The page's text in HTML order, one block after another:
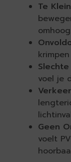
Te
voel je
Geen
voelt